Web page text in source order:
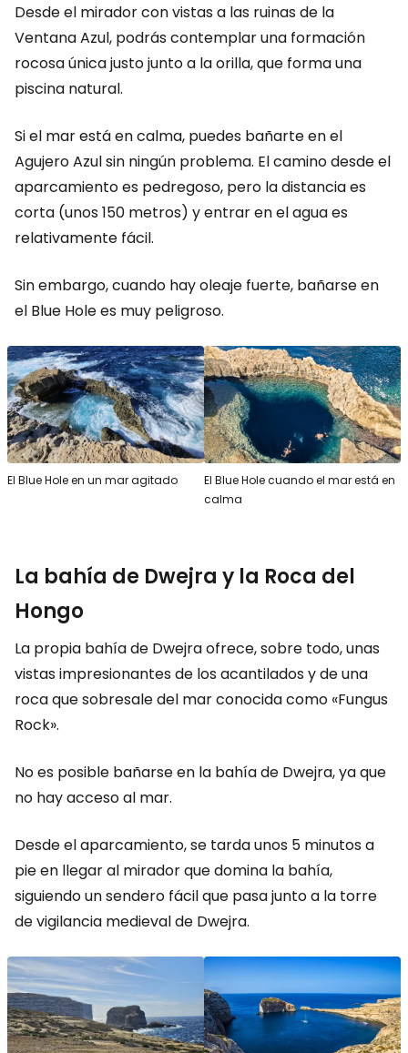
Desde el mirador con vistas a las ruinas de la
Ventana Azul, podrás contemplar una formación
rocosa única justo junto a la orilla, que forma una
piscina natural.
Si el mar está en calma, puedes bañarte en el
Agujero Azul sin ningún problema. El camino desde el
aparcamiento es pedregoso, pero la distancia es
corta (unos 150 metros) y entrar en el agua es
relativamente fácil.
Sin embargo, cuando hay oleaje fuerte, bañarse en
el Blue Hole es muy peligroso.
El Blue Hole en un mar agitado
El Blue Hole cuando el mar está en
calma
La bahía de Dwejra y la Roca del
Hongo
La propia bahía de Dwejra ofrece, sobre todo, unas
vistas impresionantes de los acantilados y de una
roca que sobresale del mar conocida como «Fungus
Rock».
No es posible bañarse en la bahía de Dwejra, ya que
no hay acceso al mar.
Desde el aparcamiento, se tarda unos 5 minutos a
pie en llegar al mirador que domina la bahía,
siguiendo un sendero fácil que pasa junto a la torre
de vigilancia medieval de Dwejra.